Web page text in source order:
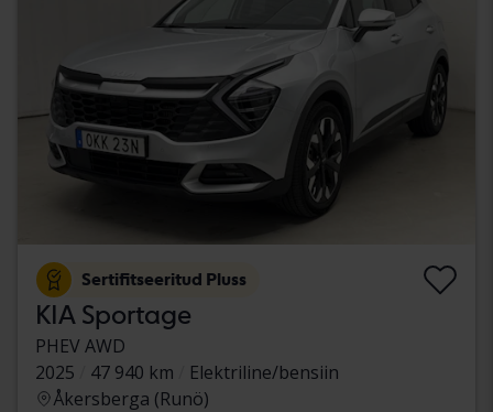
Sertifitseeritud Pluss
KIA Sportage
PHEV AWD
2025
47 940 km
Elektriline/bensiin
Åkersberga (Runö)